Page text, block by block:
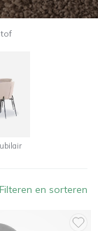
Filteren en sorteren